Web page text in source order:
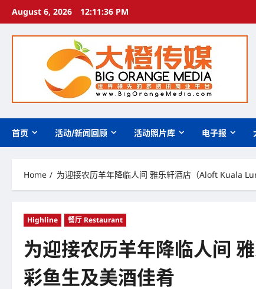
Skip
content
August 6, 2026 12:11:37 PM
首页 活动/新闻回顾 活动照片库 电子报
Home 为迎接农历羊年降临人间 雅乐轩酒店（Aloft Kuala
Highline 餐厅 Restaurant
为迎接农历羊年降临人间
彩鱼生及美酒佳肴